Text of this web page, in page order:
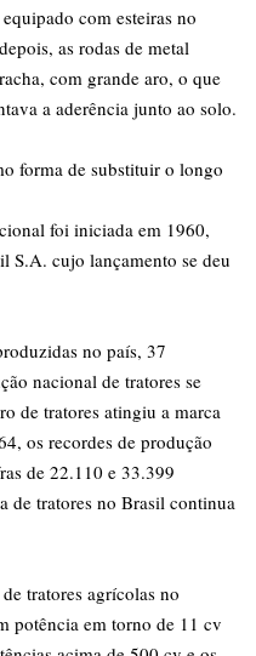
com esteiras no
as rodas de metal
com grande aro, o que
a aderência junto ao solo.
forma de substituir o longo
foi iniciada em 1960,
cujo lançamento se deu
no país, 37
nacional de tratores se
de tratores atingiu a marca
os recordes de produção
de 22.110 e 33.399
de tratores no Brasil continua
tratores agrícolas no
potência em torno de 11 cv